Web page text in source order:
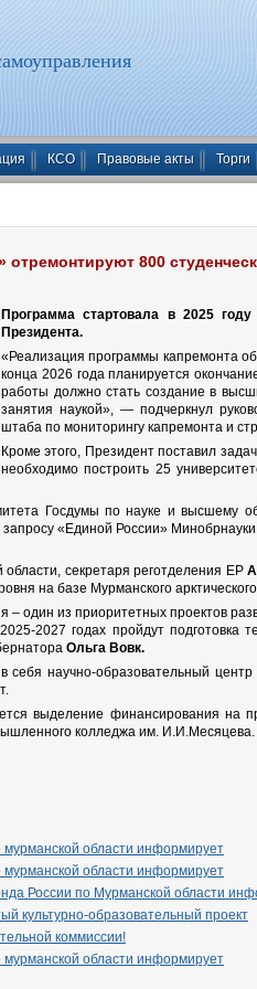
КСО Правовые акты Торги
800
Программа стартовала в 2025
Президента.
«Реализация программы капремонта
конца 2026 года планируется
работы должно стать создание в
занятия наукой», — подчеркнул
штаба по мониторингу капремонта и
Кроме этого, Президент поставил
необходимо построить 25
Госдумы по науке и высшему
«Единой России»
секретаря реготделения ЕР
на базе Мурманского
– один из приоритетных проектов
2027 годах пройдут
Ольга Вовк.
себя научно-образовательный
выделение финансирования на
колледжа им.
области информирует
области информирует
России по Мурманской области
культурно-образовательный проект
коммиссии!
области информирует